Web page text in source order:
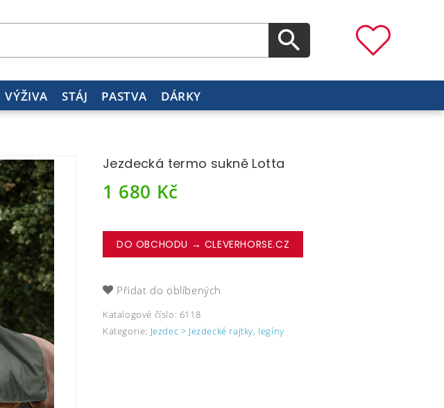
VÝŽIVA STÁJ PASTVA DÁRKY
Jezdecká termo sukně Lotta
1 680 Kč
DO OBCHODU → CLEVERHORSE.CZ
Přidat do oblíbených
Katalogové číslo: 6118
Kategorie: Jezdec > Jezdecké rajtky, legíny